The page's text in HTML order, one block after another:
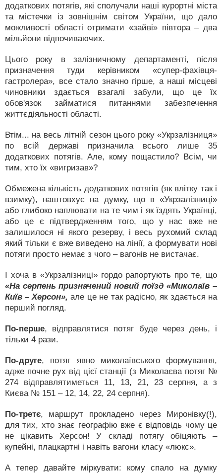
додаткових потягів, які сполучали наші курортні міста
та містечки із зовнішнім світом України, що дало
можливості області отримати «зайві» півтора – два
мільйони відпочиваючих.
Цього року в залізничному департаменті, після
призначення туди керівником «супер-фахівця-
гастролера», все стало значно гірше, а наші місцеві
чиновники здається взагалі забули, що це їх
обов'язок займатися питаннями забезпечення
життєдіяльності області.
Втім... на весь літній сезон цього року «Укрзалізниця»
по всій державі призначила всього лише 35
додаткових потягів. Але, кому пощастило? Всім, чи
тим, хто їх «вигризав»?
Обмежена кількість додаткових потягів (як влітку так і
взимку), наштовхує на думку, що в «Укрзалізниці»
або глибоко наплювати на те чим і як їздять Українці,
або це є підтвердженням того, що у нас вже не
залишилося ні якого резерву, і весь рухомий склад
який тільки є вже виведено на лінії, а формувати нові
потяги просто немає з чого – вагонів не вистачає.
І хоча в «Укрзалізниці» гордо рапортують про те, що
«На серпень призначений новий поїзд «Миколаїв –
Київ – Херсон», але це не так радісно, як здається на
перший погляд.
По-перше, відправлятися потяг буде через день, і
тільки 4 рази.
По-друге, потяг явно миколаївського формування,
адже почне рух від цієї станції (з Миколаєва потяг №
274 відправлятиметься 11, 13, 21, 23 серпня, а з
Києва № 151 – 12, 14, 22, 24 серпня).
По-третє, маршрут прокладено через Миронівку(!),
для тих, хто знає географію вже є відповідь чому це
не цікавить Херсон! У складі потягу обіцяють –
купейні, плацкартні і навіть вагони класу «люкс».
А тепер давайте міркувати: кому спало на думку